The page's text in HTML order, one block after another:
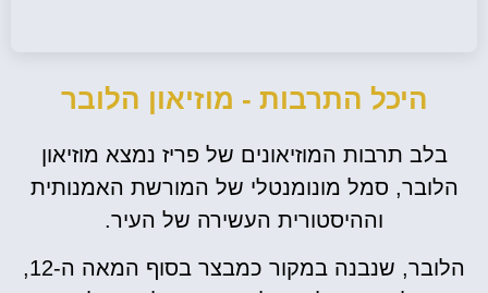
היכל התרבות - מוזיאון הלובר
בלב תרבות המוזיאונים של פריז נמצא מוזיאון
הלובר, סמל מונומנטלי של המורשת האמנותית
וההיסטורית העשירה של העיר.
הלובר, שנבנה במקור כמבצר בסוף המאה ה-12,